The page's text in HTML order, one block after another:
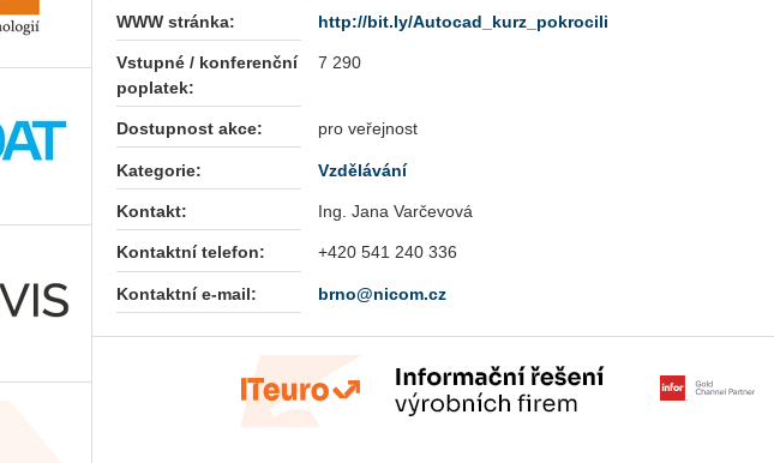
WWW stránka: http://bit.ly/Autocad_kurz_pokrocili
Vstupné / konferenční
poplatek:
7 290
Dostupnost akce: pro veřejnost
Kategorie: Vzdělávání
Kontakt: Ing. Jana Varčevová
Kontaktní telefon: +420 541 240 336
Kontaktní e-mail: brno@nicom.cz